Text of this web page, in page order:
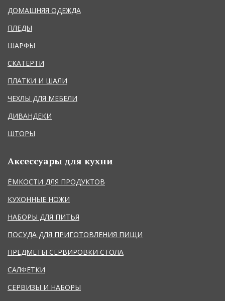
ДОМАШНЯЯ ОДЕЖДА
ПЛЕДЫ
ШАРФЫ
СКАТЕРТИ
ПЛАТКИ И ШАЛИ
ЧЕХЛЫ ДЛЯ МЕБЕЛИ
ДИВАНДЕКИ
ШТОРЫ
Аксессуары для кухни
ЁМКОСТИ ДЛЯ ПРОДУКТОВ
КУХОННЫЕ НОЖИ
НАБОРЫ ДЛЯ ПИТЬЯ
ПОСУДА ДЛЯ ПРИГОТОВЛЕНИЯ ПИЩИ
ПРЕДМЕТЫ СЕРВИРОВКИ СТОЛА
САЛФЕТКИ
СЕРВИЗЫ И НАБОРЫ